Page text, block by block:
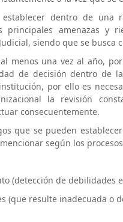
establecer dentro de una
principales amenazas y
siendo que se
menos una vez al año,
de decisión dentro de
por ello es
la revisión
consecuentemente.
que se pueden
según los
(detección de debilidades
(que resulte inadecuada o